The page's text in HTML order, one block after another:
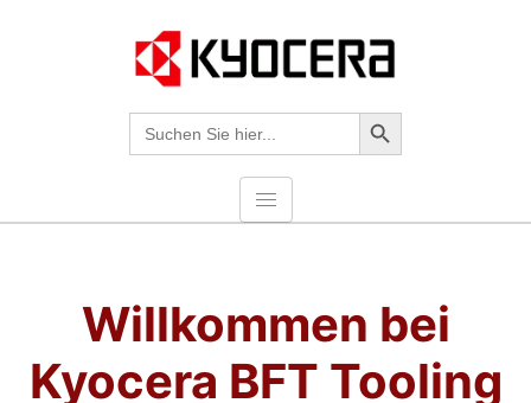
Suche
nach:
Search-Taste
Willkommen bei
Kyocera BFT Tooling